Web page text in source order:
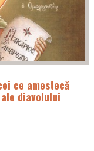
ce amestecă
diavolului